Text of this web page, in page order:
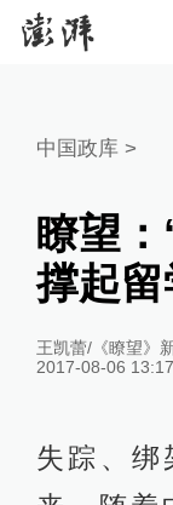
中国政库 >
瞭望
撑起留
王凯蕾/《瞭望》
2017-08-06 13:17
失踪、